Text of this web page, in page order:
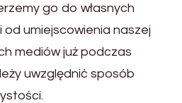
go do własnych
umiejscowienia naszej
mediów już podczas
uwzględnić sposób